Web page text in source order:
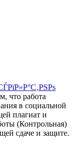
что работа
в социальной
плагиат и
(Контрольная)
сдаче и защите.